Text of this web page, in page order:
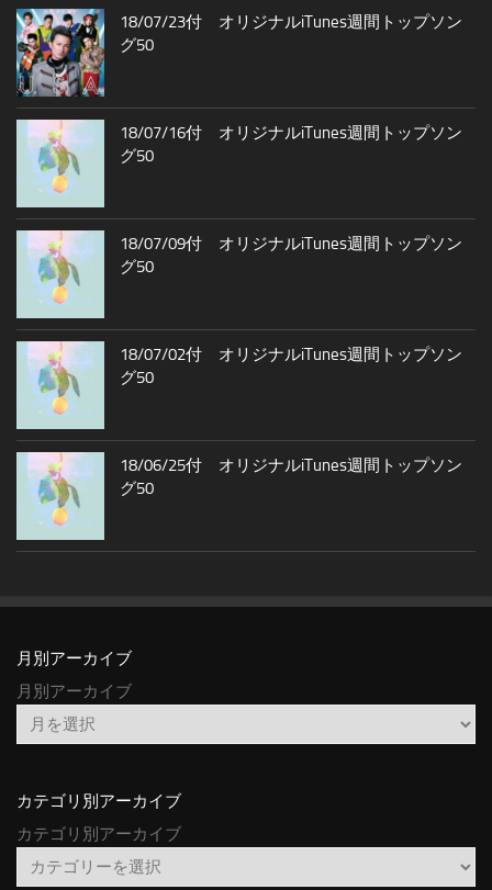
18/07/23付 オリジナルiTunes週間トップソン
グ50
18/07/16付 オリジナルiTunes週間トップソン
グ50
18/07/09付 オリジナルiTunes週間トップソン
グ50
18/07/02付 オリジナルiTunes週間トップソン
グ50
18/06/25付 オリジナルiTunes週間トップソン
グ50
月別アーカイブ
月別アーカイブ
カテゴリ別アーカイブ
カテゴリ別アーカイブ